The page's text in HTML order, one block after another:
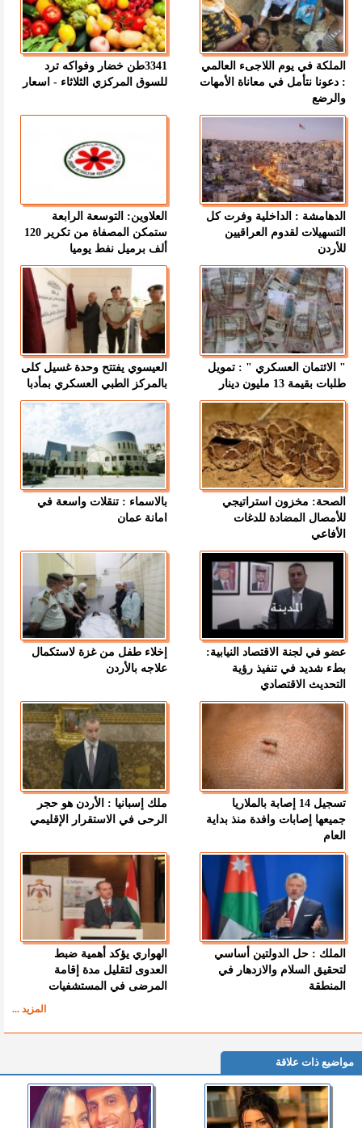
الملكة في يوم اللاجىء العالمي
: دعونا نتأمل في معاناة الأمهات
والرضع
3341طن خضار وفواكه ترد
للسوق المركزي الثلاثاء - اسعار
الدهامشة : الداخلية وفرت كل
التسهيلات لقدوم العراقيين
للأردن
العلاوين: التوسعة الرابعة
ستمكن المصفاة من تكرير 120
ألف برميل نفط يوميا
" الائتمان العسكري " : تمويل
طلبات بقيمة 13 مليون دينار
العيسوي يفتتح وحدة غسيل كلى
بالمركز الطبي العسكري بمأدبا
الصحة: مخزون استراتيجي
للأمصال المضادة للدغات
الأفاعي
بالاسماء : تنقلات واسعة في
امانة عمان
عضو في لجنة الاقتصاد النيابية:
بطء شديد في تنفيذ رؤية
التحديث الاقتصادي
إخلاء طفل من غزة لاستكمال
علاجه بالأردن
تسجيل 14 إصابة بالملاريا
جميعها إصابات وافدة منذ بداية
العام
ملك إسبانيا : الأردن هو حجر
الرحى في الاستقرار الإقليمي
الملك : حل الدولتين أساسي
لتحقيق السلام والازدهار في
المنطقة
الهواري يؤكد أهمية ضبط
العدوى لتقليل مدة إقامة
المرضى في المستشفيات
المزيد ...
مواضيع ذات علاقة